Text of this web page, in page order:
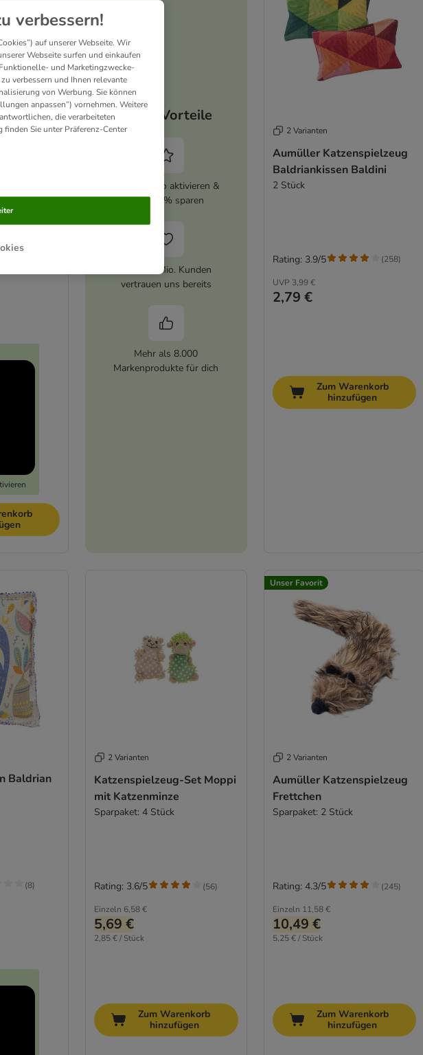
Deine Vorteile
zooplus Abo aktivieren &
immer 5% sparen
Über 10 Mio. Kunden
vertrauen uns bereits
Mehr als 8.000
Markenprodukte für dich
2 Varianten
Aumüller Katzenspielzeug
Baldriankissen Baldini
2 Stück
UVP 3,99 €
2,79 €
Rating: 3.9/5 (258)
Zum Warenkorb
hinzufügen
Baldrian
(8)
2 Varianten
Katzenspielzeug-Set Moppi
mit Katzenminze
Sparpaket: 4 Stück
Einzeln 6,58 €
5,69 €
2,85 € / Stück
Rating: 3.6/5 (56)
Zum Warenkorb
hinzufügen
Unser Favorit
2 Varianten
Aumüller Katzenspielzeug
Frettchen
Sparpaket: 2 Stück
Einzeln 11,58 €
10,49 €
5,25 € / Stück
Rating: 4.3/5 (245)
Zum Warenkorb
hinzufügen
verbessern!
auf unserer Webseite. Wir
Webseite surfen und einkaufen
und Marketingzwecke-
verbessern und Ihnen relevante
von Werbung. Sie können
anpassen”) vornehmen. Weitere
die verarbeiteten
finden Sie unter Präferenz-Center